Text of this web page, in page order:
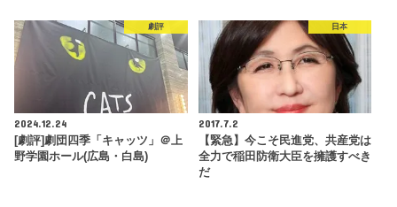
劇評
2024.12.24
[劇評]劇団四季「キャッツ」＠上
野学園ホール(広島・白島)
日本
2017.7.2
【緊急】今こそ民進党、共産党は
全力で稲田防衛大臣を擁護すべき
だ